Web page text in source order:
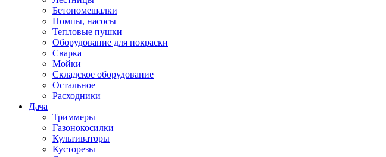
Бетономешалки
Помпы, насосы
Тепловые пушки
Оборудование для покраски
Сварка
Мойки
Складское оборудование
Остальное
Расходники
Дача
Триммеры
Газонокосилки
Культиваторы
Кусторезы